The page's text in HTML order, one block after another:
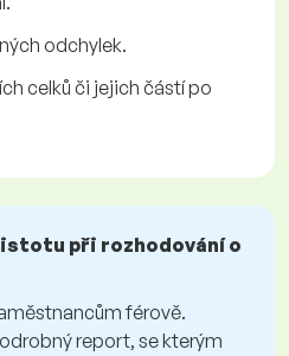
odchylek.
celků či jejich částí po
při rozhodování o
férově.
report, se kterým